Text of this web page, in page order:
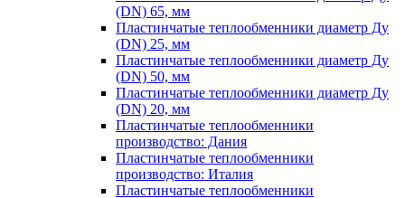
(DN) 65, мм
Пластинчатые теплообменники диаметр Ду
(DN) 25, мм
Пластинчатые теплообменники диаметр Ду
(DN) 50, мм
Пластинчатые теплообменники диаметр Ду
(DN) 20, мм
Пластинчатые теплообменники
производство: Дания
Пластинчатые теплообменники
производство: Италия
Пластинчатые теплообменники